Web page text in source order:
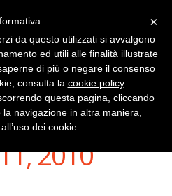
2010
×
da questo utilizzati si avvalgono
ed utili alle finalità illustrate
di più o negare il consenso
consulta la cookie policy.
questa pagina, cliccando
navigazione in altra maniera,
dei cookie.